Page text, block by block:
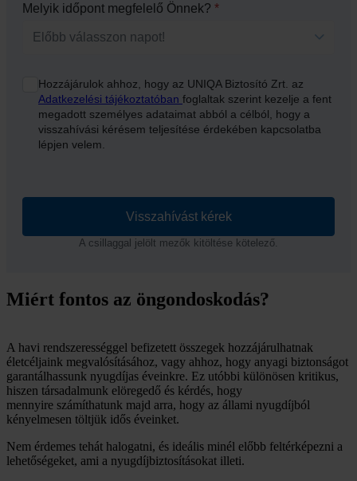
Melyik időpont megfelelő Önnek? *
Előbb válasszon napot!
Hozzájárulok ahhoz, hogy az UNIQA Biztosító Zrt. az
Adatkezelési tájékoztatóban foglaltak szerint kezelje a fent
megadott személyes adataimat abból a célból, hogy a
visszahívási kérésem teljesítése érdekében kapcsolatba
lépjen velem.
Visszahívást kérek
A csillaggal jelölt mezők kitöltése kötelező.
Miért fontos az öngondoskodás?
A havi rendszerességgel befizetett összegek hozzájárulhatnak
életcéljaink megvalósításához, vagy ahhoz, hogy anyagi biztonságot
garantálhassunk nyugdíjas éveinkre. Ez utóbbi különösen kritikus,
hiszen társadalmunk elöregedő és kérdés, hogy
mennyire számíthatunk majd arra, hogy az állami nyugdíjból
kényelmesen töltjük idős éveinket.
Nem érdemes tehát halogatni, és ideális minél előbb feltérképezni a
lehetőségeket, ami a nyugdíjbiztosításokat illeti.